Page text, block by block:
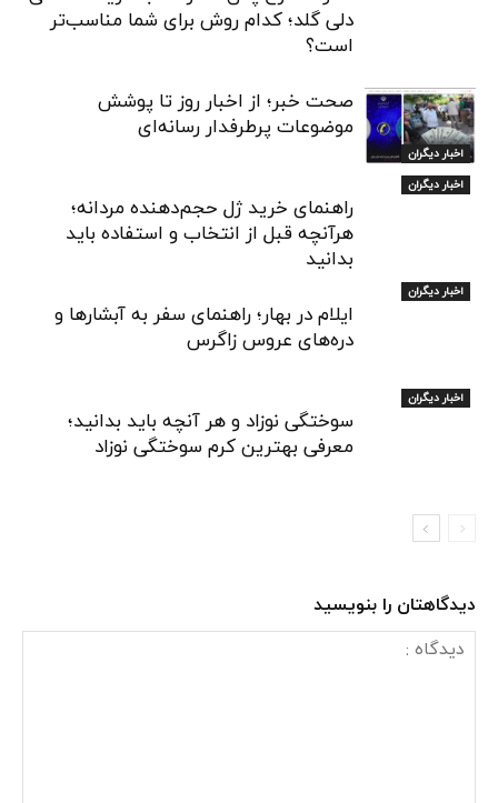
دلی گلد؛ کدام روش برای شما مناسب‌تر
است؟
اخبار دیگران
صحت خبر؛ از اخبار روز تا پوشش
موضوعات پرطرفدار رسانه‌ای
اخبار دیگران
راهنمای خرید ژل حجم‌دهنده مردانه؛
هرآنچه قبل از انتخاب و استفاده باید
بدانید
اخبار دیگران
ایلام در بهار؛ راهنمای سفر به آبشارها و
دره‌های عروس زاگرس
اخبار دیگران
سوختگی نوزاد و هر آنچه باید بدانید؛
معرفی بهترین کرم سوختگی نوزاد
دیدگاهتان را بنویسید